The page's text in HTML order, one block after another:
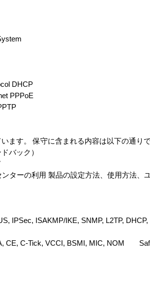
DHCP
PPPoE
ます。 保守に含まれる内容は以下の通りで
バック）
ターの利用 製品の設定方法、使用方法、
IPSec, ISAKMP/IKE, SNMP, L2TP,
CE, C-Tick, VCCI, BSMI, MIC, NOM